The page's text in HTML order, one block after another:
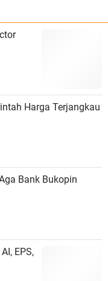
Harga Terjangkau
Bank Bukopin
EPS,